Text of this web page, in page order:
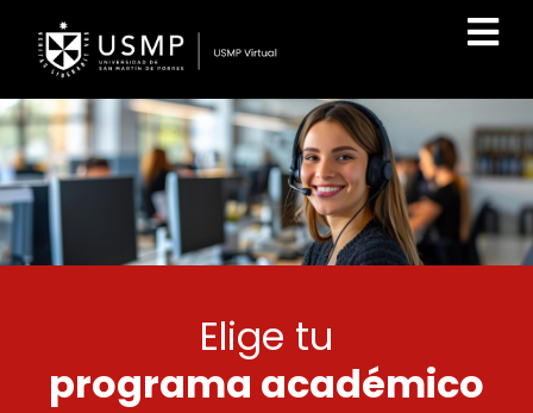
Elige tu
programa académico